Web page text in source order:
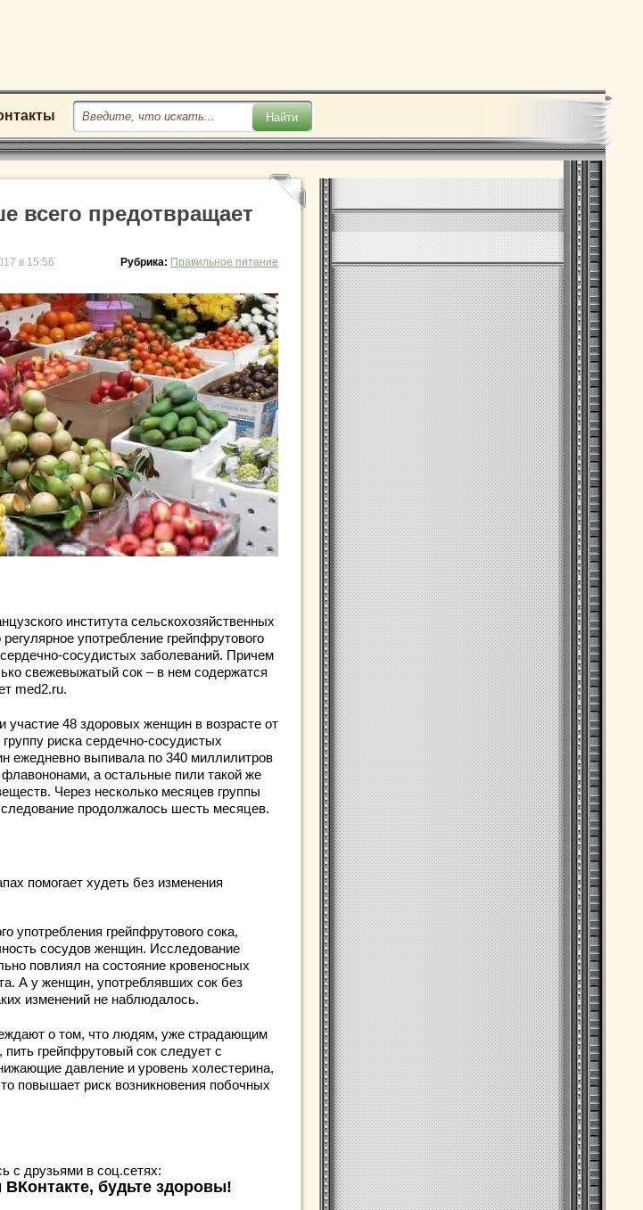
всего предотвращает
в 15:56 Рубрика: Правильное питание
института сельскохозяйственных
употребление грейпфрутового
сосудистых заболеваний. Причем
свежевыжатый сок – в нем содержатся
med2.ru.
участие 48 здоровых женщин в возрасте от
риска сердечно-сосудистых
ежедневно выпивала по 340 миллилитров
флавононами, а остальные пили такой же
Через несколько месяцев группы
продолжалось шесть месяцев.
помогает худеть без изменения
употребления грейпфрутового сока,
сосудов женщин. Исследование
повлиял на состояние кровеносных
А у женщин, употреблявших сок без
изменений не наблюдалось.
о том, что людям, уже страдающим
грейпфрутовый сок следует с
давление и уровень холестерина,
повышает риск возникновения побочных
с друзьями в соц.сетях:
будьте здоровы!